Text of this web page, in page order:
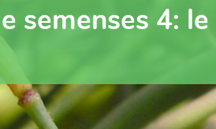
semenses 4: